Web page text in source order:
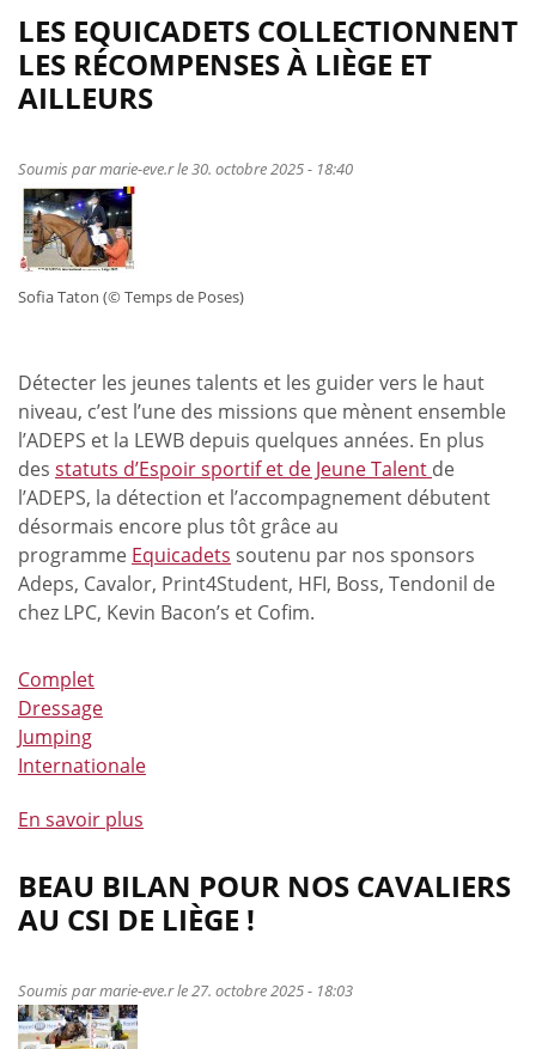
LES EQUICADETS COLLECTIONNENT
LES RÉCOMPENSES À LIÈGE ET
AILLEURS
Soumis parmarie-eve.rle 30. octobre 2025 - 18:40
Sofia Taton (© Temps de Poses)
Détecter les jeunes talents et les guider vers le haut
niveau, c’est l’une des missions que mènent ensemble
l’ADEPS et la LEWB depuis quelques années. En plus
des statuts d’Espoir sportif et de Jeune Talent de
l’ADEPS, la détection et l’accompagnement débutent
désormais encore plus tôt grâce au
programme Equicadets soutenu par nos sponsors
Adeps, Cavalor, Print4Student, HFI, Boss, Tendonil de
chez LPC, Kevin Bacon’s et Cofim.
Complet
Dressage
Jumping
Internationale
En savoir plus
de
Les
Equicadets
les
BEAU BILAN POUR NOS CAVALIERS
AU CSI DE LIÈGE !
Soumis parmarie-eve.rle 27. octobre 2025 - 18:03